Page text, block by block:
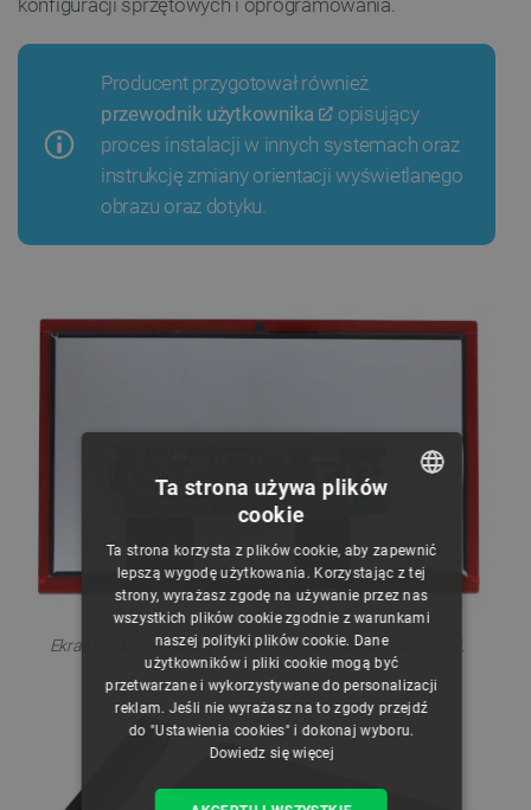
konfiguracji sprzętowych i oprogramowania.
Producent przygotował również
przewodnik użytkownika
opisujący
proces instalacji w innych systemach oraz
instrukcję zmiany orientacji wyświetlanego
obrazu oraz dotyku.
Ekran jest kompatybilny z wieloma systemami operacyjnymi.
CZECH
ENGLISH
GERMAN
Ta strona używa plików
cookie
Ta strona korzysta z plików cookie, aby zapewnić
lepszą wygodę użytkowania. Korzystając z tej
strony, wyrażasz zgodę na używanie przez nas
wszystkich plików cookie zgodnie z warunkami
naszej polityki plików cookie. Dane
użytkowników i pliki cookie mogą być
przetwarzane i wykorzystywane do personalizacji
reklam. Jeśli nie wyrażasz na to zgody przejdź
do "Ustawienia cookies" i dokonaj wyboru.
Dowiedz się więcej